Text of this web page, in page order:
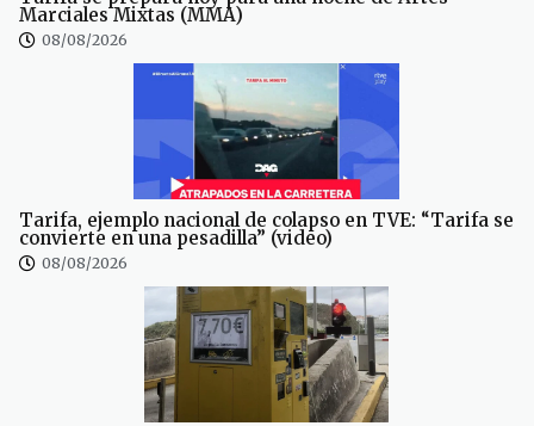
Marciales Mixtas (MMA)
08/08/2026
Tarifa, ejemplo nacional de colapso en TVE: “Tarifa se
convierte en una pesadilla” (video)
08/08/2026